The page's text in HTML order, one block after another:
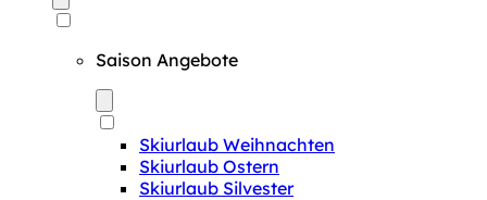
Saison Angebote
Skiurlaub Weihnachten
Skiurlaub Ostern
Skiurlaub Silvester